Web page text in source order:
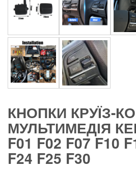
КНОПКИ КРУЇЗ-
МУЛЬТИМЕДІЯ
F01 F02 F07 F10
F24 F25 F30